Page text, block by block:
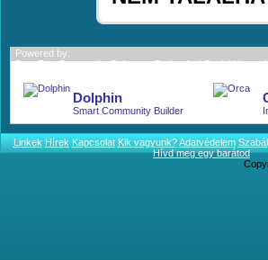
Powered by:
BoonEx - Community Software; Dating And Social
Dolphin
Smart Community Builder
Linkek Hírek Kapcsolat Kik vagyunk? Adatvédelem
Hívd meg egy barátod